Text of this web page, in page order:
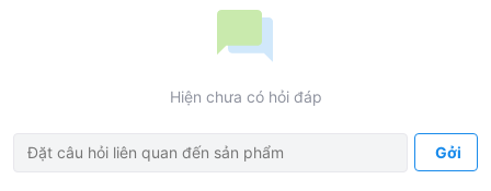
Hiện chưa có hỏi đáp
Gởi